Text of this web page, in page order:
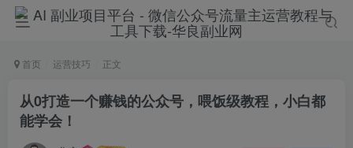
首页 运营技巧 正文
从0打造一个赚钱的公众号，喂饭级教程，小白都
能学会！